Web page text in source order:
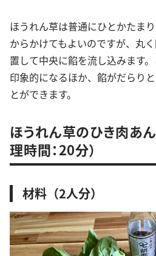
ほうれん草は普通にひとかたま
からかけてもよいのですが、丸
置して中央に餡を流し込みます
印象的になるほか、餡がだらり
とができます。
ほうれん草のひき肉あ
理時間：20分）
材料（2人分）